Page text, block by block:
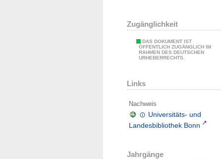
Zugänglichkeit
DAS DOKUMENT IST
ÖFFENTLICH ZUGÄNGLICH IM
RAHMEN DES DEUTSCHEN
URHEBERRECHTS.
Links
Nachweis
Universitäts- und
Landesbibliothek Bonn
Jahrgänge